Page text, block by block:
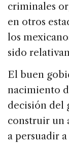
criminales
en otros
los
sido
El buen
nacimiento
decisión del
construir un
a persuadir